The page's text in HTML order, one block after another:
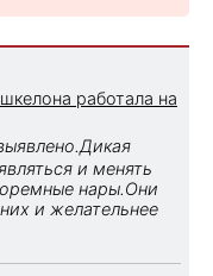
работала на
и менять
нары.Они
и желательнее